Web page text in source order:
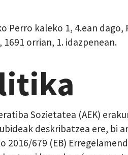
kaleko 1, 4.ean
orrian, 1. idazpenean.
Sozietatea (AEK)
deskribatzea ere, bi
2016/679 (EB)